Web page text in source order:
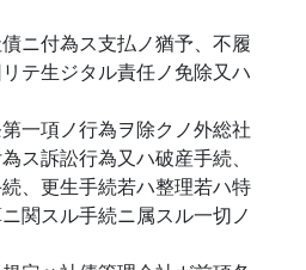
ニ付為ス支払ノ猶予、不履
テ生ジタル責任ノ免除又ハ
一項ノ行為ヲ除クノ外総社
ス訴訟行為又ハ破産手続、
、更生手続若ハ整理若ハ特
関スル手続ニ属スル一切ノ